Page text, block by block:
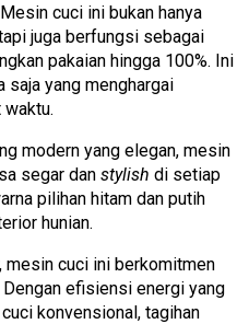
cuci ini bukan hanya
juga berfungsi sebagai
pakaian hingga 100%. Ini
saja yang menghargai
modern yang elegan, mesin
segar dan stylish di setiap
pilihan hitam dan putih
hunian.
mesin cuci ini berkomitmen
efisiensi energi yang
konvensional, tagihan